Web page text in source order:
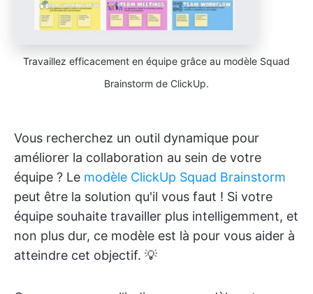
Travaillez efficacement en équipe grâce au modèle Squad
Brainstorm de ClickUp.
Vous recherchez un outil dynamique pour
améliorer la collaboration au sein de votre
équipe ? Le modèle ClickUp Squad Brainstorm
peut être la solution qu'il vous faut ! Si votre
équipe souhaite travailler plus intelligemment, et
non plus dur, ce modèle est là pour vous aider à
atteindre cet objectif. 💡